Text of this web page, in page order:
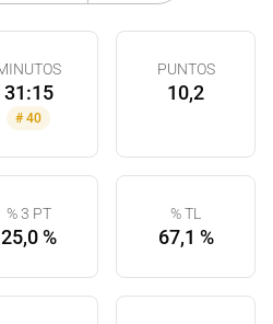
31:15
# 40
PUNTOS
10,2
% 3 PT
25,0 %
% TL
67,1 %